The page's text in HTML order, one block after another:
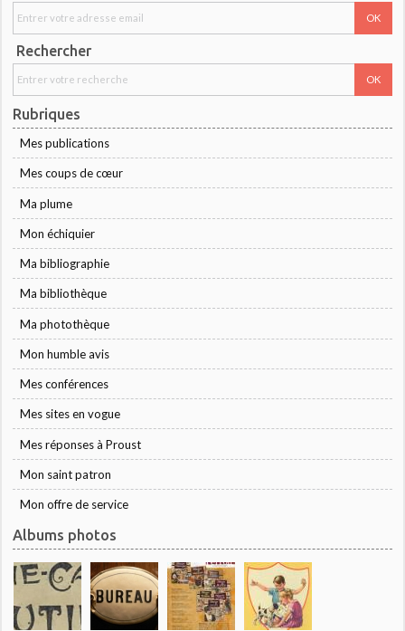
Rechercher
Rubriques
Mes publications
Mes coups de cœur
Ma plume
Mon échiquier
Ma bibliographie
Ma bibliothèque
Ma photothèque
Mon humble avis
Mes conférences
Mes sites en vogue
Mes réponses à Proust
Mon saint patron
Mon offre de service
Albums photos